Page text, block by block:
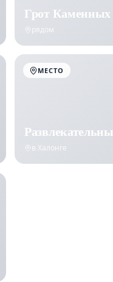
Грот Каменных
рядом
МЕСТО
в Халонге